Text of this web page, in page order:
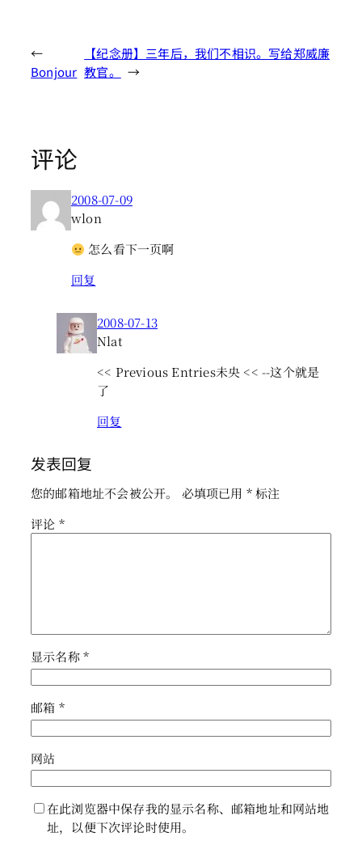
←
Bonjour
【纪念册】三年后，我们不相识。写给郑威廉
教官。
→
评论
2008-07-09
wlon
怎么看下一页啊
回复
2008-07-13
Nlat
<< Previous Entries未央 << --这个就是
了
回复
发表回复
您的邮箱地址不会被公开。 必填项已用 *标注
评论 *
显示名称*
邮箱 *
网站
在此浏览器中保存我的显示名称、邮箱地址和网站地
址，以便下次评论时使用。